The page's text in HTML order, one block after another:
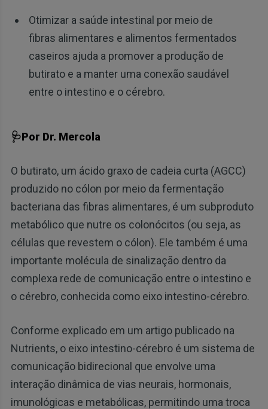
Otimizar a saúde intestinal por meio de
fibras alimentares e alimentos fermentados
caseiros ajuda a promover a produção de
butirato e a manter uma conexão saudável
entre o intestino e o cérebro.
🩺Por Dr. Mercola
O butirato, um ácido graxo de cadeia curta (AGCC)
produzido no cólon por meio da fermentação
bacteriana das fibras alimentares, é um subproduto
metabólico que nutre os colonócitos (ou seja, as
células que revestem o cólon). Ele também é uma
importante molécula de sinalização dentro da
complexa rede de comunicação entre o intestino e
o cérebro, conhecida como eixo intestino-cérebro.
Conforme explicado em um artigo publicado na
Nutrients, o eixo intestino-cérebro é um sistema de
comunicação bidirecional que envolve uma
interação dinâmica de vias neurais, hormonais,
imunológicas e metabólicas, permitindo uma troca